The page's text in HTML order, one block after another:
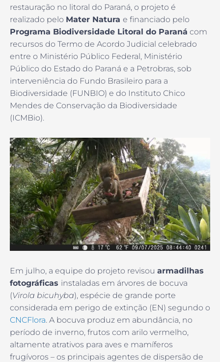
restauração no litoral do Paraná, o projeto é
realizado pelo Mater Natura e financiado pelo
Programa Biodiversidade Litoral do Paraná com
recursos do Termo de Acordo Judicial celebrado
entre o Ministério Público Federal, Ministério
Público do Estado do Paraná e a Petrobras, sob
interveniência do Fundo Brasileiro para a
Biodiversidade (FUNBIO) e do Instituto Chico
Mendes de Conservação da Biodiversidade
(ICMBio).
Em julho, a equipe do projeto revisou armadilhas
fotográficas instaladas em árvores de bocuva
(Virola bicuhyba), espécie de grande porte
considerada em perigo de extinção (EN) segundo o
CNCFlora. A bocuva produz em abundância, no
período de inverno, frutos com arilo vermelho,
altamente atrativos para aves e mamíferos
frugívoros – os principais agentes de dispersão de